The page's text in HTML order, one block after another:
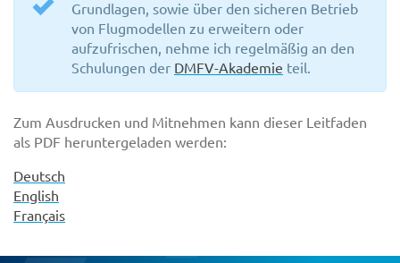
Grundlagen, sowie über den sicheren Betrieb
von Flugmodellen zu erweitern oder
aufzufrischen, nehme ich regelmäßig an den
Schulungen der DMFV-Akademie teil.
Zum Ausdrucken und Mitnehmen kann dieser Leitfaden
als PDF heruntergeladen werden:
Deutsch
English
Français